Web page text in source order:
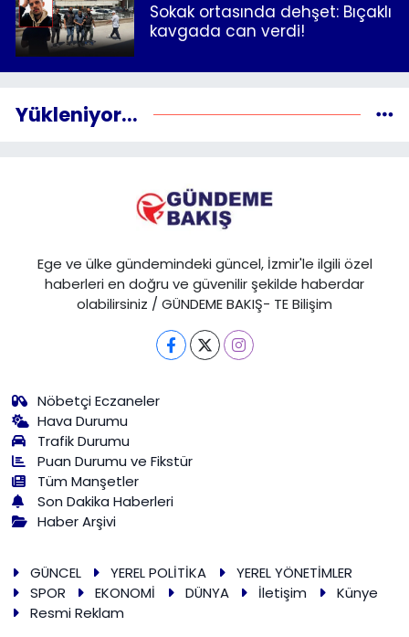
Sokak ortasında dehşet: Bıçaklı
kavgada can verdi!
Yükleniyor...
Ege ve ülke gündemindeki güncel, İzmir'le ilgili özel
haberleri en doğru ve güvenilir şekilde haberdar
olabilirsiniz / GÜNDEME BAKIŞ- TE Bilişim
Nöbetçi Eczaneler
Hava Durumu
Trafik Durumu
Puan Durumu ve Fikstür
Tüm Manşetler
Son Dakika Haberleri
Haber Arşivi
GÜNCEL YEREL POLİTİKA
YEREL YÖNETİMLER
SPOR
EKONOMİ DÜNYA İletişim
Künye
Resmi Reklam